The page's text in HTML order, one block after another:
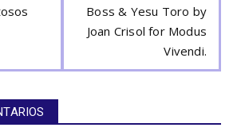
Boss & Yesu Toro by
Joan Crisol for Modus
Vivendi.